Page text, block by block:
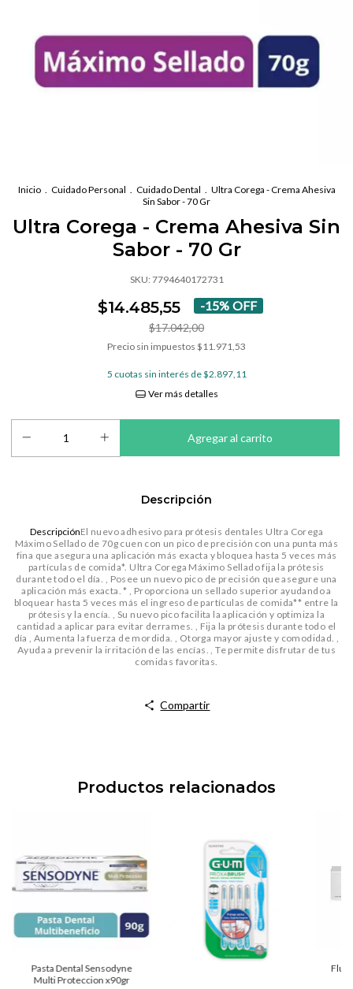
Inicio . Cuidado Personal . Cuidado Dental . Ultra Corega - Crema Ahesiva
Sin Sabor - 70 Gr
Ultra Corega - Crema Ahesiva Sin
Sabor - 70 Gr
SKU: 7794640172731
$14.485,55 -15% OFF
$17.042,00
Precio sin impuestos $11.971,53
5 cuotas sin interés de$2.897,11
Ver más detalles
Descripción
DescripciónEl nuevo adhesivo para prótesis dentales Ultra Corega
Máximo Sellado de 70g cuen con un pico de precisión con una punta más
fina que asegura una aplicación más exacta y bloquea hasta 5 veces más
partículas de comida*. Ultra Corega Máximo Sellado fija la prótesis
durante todo el día.
, Posee un nuevo pico de precisión que asegure una
aplicación más exacta.* , Proporciona un sellado superior ayudando a
bloquear hasta 5 veces más el ingreso de partículas de comida** entre la
prótesis y la encía.
, Su nuevo pico facilita la aplicación y optimiza la
cantidad a aplicar para evitar derrames.
, Fija la prótesis durante todo el
día , Aumenta la fuerza de mordida.
, Otorga mayor ajuste y comodidad.
Ayuda a prevenir la irritación de las encías.
, Te permite disfrutar de tus
comidas favoritas.
Compartir
Productos relacionados
Pasta Dental Sensodyne
Multi Proteccion x90gr